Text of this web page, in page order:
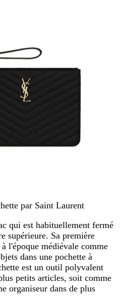
par Saint Laurent
qui est habituellement fermé
supérieure. Sa première
l'époque médiévale comme
dans une pochette à
est un outil polyvalent
petits articles, soit comme
organiseur dans de plus